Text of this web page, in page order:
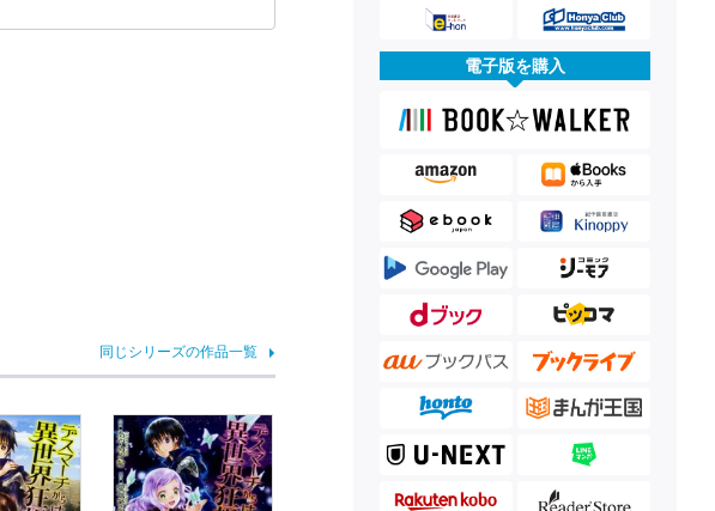
同じシリーズの作品一覧
電子版を購入